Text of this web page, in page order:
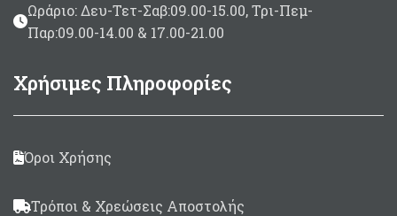
Ωράριο: Δευ-Τετ-Σαβ:09.00-15.00, Τρι-Πεμ-
Παρ:09.00-14.00 & 17.00-21.00
Χρήσιμες Πληροφορίες
Όροι Χρήσης
Τρόποι & Χρεώσεις Αποστολής